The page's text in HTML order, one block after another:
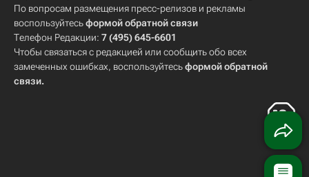
По вопросам размещения пресс-релизов и рекламы
воспользуйтесьформой обратной связи
Телефон Редакции: 7 (495) 645-6601
Чтобы связаться с редакцией или сообщить обо всех
замеченных ошибках, воспользуйтесьформой обратной
связи.